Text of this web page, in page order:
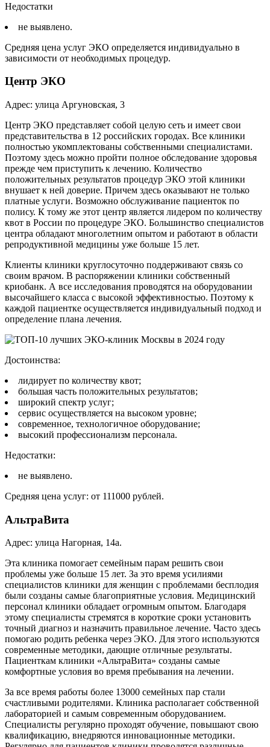
Недостатки
не выявлено.
Средняя цена услуг ЭКО определяется индивидуально в
зависимости от необходимых процедур.
Центр ЭКО
Адрес: улица Аргуновская, 3
Центр ЭКО представляет собой целую сеть и имеет свои
представительства в 12 российских городах. Все клиники
полностью укомплектованы собственными специалистами.
Поэтому здесь можно пройти полное обследование здоровья
прежде чем приступить к лечению. Количество
положительных результатов процедур ЭКО этой клиники
внушает к ней доверие. Причем здесь оказывают не только
платные услуги. Возможно обслуживание пациенток по
полису. К тому же этот центр является лидером по количеству
квот в России по процедуре ЭКО. Большинство специалистов
центра обладают многолетним опытом и работают в области
репродуктивной медицины уже больше 15 лет.
Клиенты клиники круглосуточно поддерживают связь со
своим врачом. В распоряжении клиники собственный
криобанк. А все исследования проводятся на оборудовании
высочайшего класса с высокой эффективностью. Поэтому к
каждой пациентке осуществляется индивидуальный подход и
определение плана лечения.
Достоинства:
лидирует по количеству квот;
большая часть положительных результатов;
широкий спектр услуг;
сервис осуществляется на высоком уровне;
современное, технологичное оборудование;
высокий профессионализм персонала.
Недостатки:
не выявлено.
Средняя цена услуг: от 111000 рублей.
АльтраВита
Адрес: улица Нагорная, 14а.
Эта клиника помогает семейным парам решить свои
проблемы уже больше 15 лет. За это время усилиями
специалистов клиники для женщин с проблемами бесплодия
были созданы самые благоприятные условия. Медицинский
персонал клиники обладает огромным опытом. Благодаря
этому специалисты стремятся в короткие сроки установить
точный диагноз и назначить правильное лечение. Часто здесь
помогаю родить ребенка через ЭКО. Для этого используются
современные методики, дающие отличные результаты.
Пациенткам клиники «АльтраВита» созданы самые
комфортные условия во время пребывания на лечении.
За все время работы более 13000 семейных пар стали
счастливыми родителями. Клиника располагает собственной
лабораторией и самым современным оборудованием.
Специалисты регулярно проходят обучение, повышают свою
квалификацию, внедряются инновационные методики.